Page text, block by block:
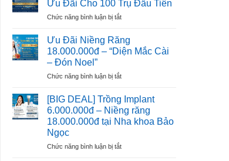
Niềng
Răng
27/2
–
THẦY
THUỐC
VIỆT
Ưu Đãi Cho 100 Trụ Đầu Tiên
Chức năng bình luận bị tắtở
6.000.000đ
–
Đãi
100
Đầu
Tiên
Ưu Đãi Niềng Răng
18.000.000đ – “Diện Mắc Cài
– Đón Noel”
Chức năng bình luận bị tắtở
Đãi
Niềng
Răng
18.000.000đ
“Diện
[BIG DEAL] Trồng Implant
6.000.000đ – Niềng răng
18.000.000đ tại Nha khoa Bảo
Ngọc
Chức năng bình luận bị tắtở